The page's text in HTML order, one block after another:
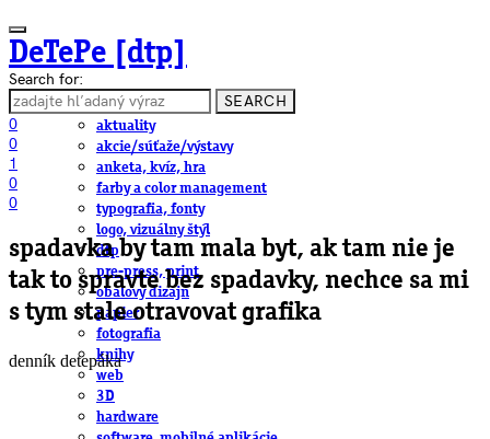
DeTePe [dtp]
ČLÁNKY
aktuality
akcie/súťaže/výstavy
anketa, kvíz, hra
farby a color management
typografia, fonty
logo, vizuálny štýl
dtp
pre-press, print
obalový dizajn
papier
fotografia
knihy
web
3D
hardware
Search for:
SEARCH
0
0
1
0
0
spadavka by tam mala byt, ak tam nie je
tak to spravte bez spadavky, nechce sa mi
s tym stale otravovat grafika
denník detepáka